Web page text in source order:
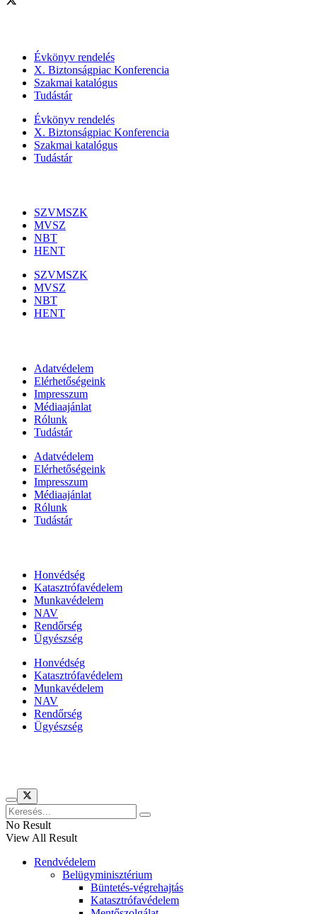
Évkönyv rendelés
X. Biztonságpiac Konferencia
Szakmai katalógus
Tudástár
Évkönyv rendelés
X. Biztonságpiac Konferencia
Szakmai katalógus
Tudástár
SZVMSZK
MVSZ
NBT
HENT
SZVMSZK
MVSZ
NBT
HENT
Adatvédelem
Elérhetőségeink
Impresszum
Médiaajánlat
Rólunk
Tudástár
Adatvédelem
Elérhetőségeink
Impresszum
Médiaajánlat
Rólunk
Tudástár
Honvédség
Katasztrófavédelem
Munkavédelem
NAV
Rendőrség
Ügyészség
Honvédség
Katasztrófavédelem
Munkavédelem
NAV
Rendőrség
Ügyészség
No Result
View All Result
Rendvédelem
Belügyminisztérium
Büntetés-végrehajtás
Katasztrófavédelem